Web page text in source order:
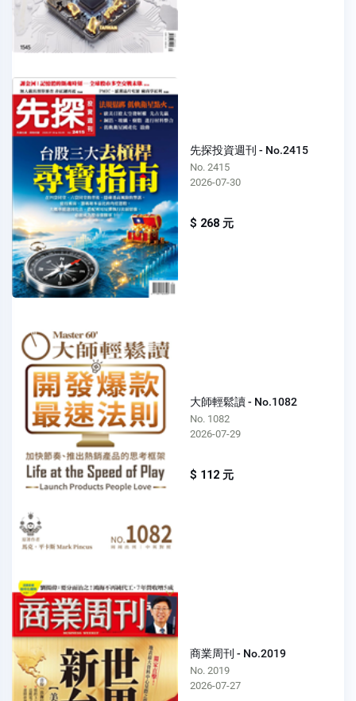
先探投資週刊 - No.2415
No. 2415
2026-07-30
$ 268 元
大師輕鬆讀 - No.1082
No. 1082
2026-07-29
$ 112 元
商業周刊 - No.2019
No. 2019
2026-07-27